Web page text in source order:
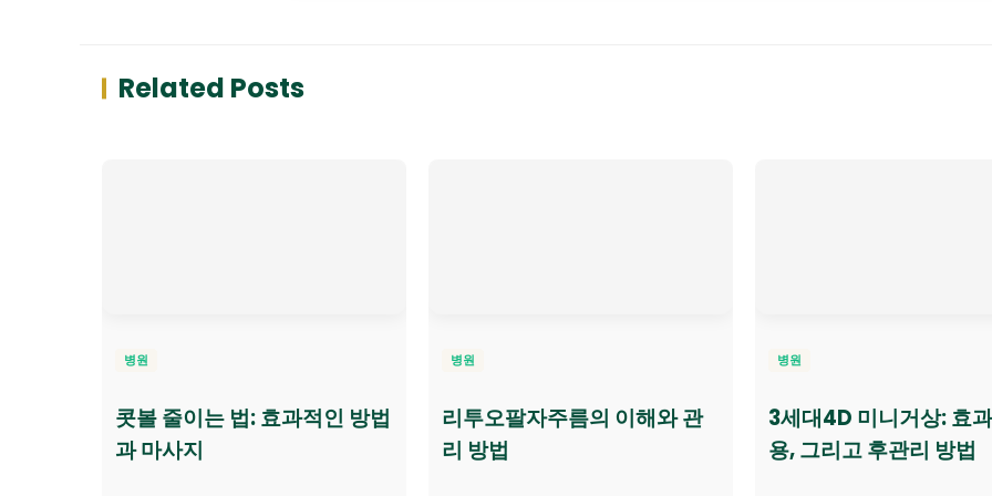
Related Posts
병원
콧볼 줄이는 법: 효과적인 방법
과 마사지
병원
리투오팔자주름의 이해와 관
리 방법
병원
3세대4D 미니거상: 효
용, 그리고 후관리 방법